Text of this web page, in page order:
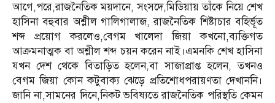
আগে,পরে,রাজনৈতিক ময়দানে, সংসদে,মিডিয়ায় তাঁকে নিয়ে শেখ
হাসিনা বহুবার অশ্লীল গালিগালাজ, রাজনৈতিক শিষ্টাচার বহির্ভূত
শব্দ প্রয়োগ করলেও,বেগম খালেদা জিয়া কখনো,ব্যক্তিগত
আক্রমনাত্মক বা অশ্লীল শব্দ চয়ন করেন নাই।এমনকি শেখ হাসিনা
যখন দেশ থেকে বিতাড়িত হলেন,বা সাজাপ্রাপ্ত হলেন, তখনও
বেগম জিয়া কোন কটুবাক্য ঝেড়ে প্রতিশোধপরায়ণতা দেখাননি।
জানি না,সামনের দিনে,নিকট ভবিষ্যতে রাজনৈতিক পরিস্থতি কেমন